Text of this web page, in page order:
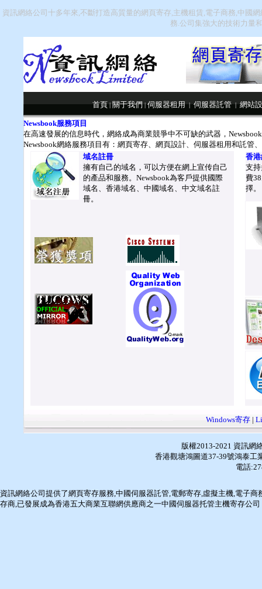
資訊網絡公司十多年來,不斷打造高質量的網頁寄存,主機租賃,電子商務,中國
務.公司集強大的技術力量
首頁|關于我們|伺服器租用|伺服器託管|網站
Newsbook服務項目
在高速發展的信息時代，網絡成為商業競爭中不可缺的武器，
Newsbook網絡服務項目有：網頁寄存、網頁設計、伺服器租用和託管
域名註冊
擁有自己的域名，可以方便在網上宣传自己
的產品和服務。Newsbook為客戶提供國際
域名、香港域名、中國域名、中文域名註
冊。
香
支
費
擇。
Windows寄存|
版權2013-2021 資訊網
香港觀塘鴻圖道37-39號鴻泰工
電話
資訊網絡公司提供了網頁寄存服務 中國伺服器託管 電郵寄存 虛擬主機 電子商
存商 ,已發展成為香港五大商業互聯網供應商之一中國伺服器托管主機寄存公司